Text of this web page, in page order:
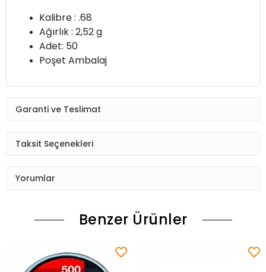
Kalibre : .68
Ağırlık : 2,52 g
Adet: 50
Poşet Ambalaj
Garanti ve Teslimat
Taksit Seçenekleri
Yorumlar
Benzer Ürünler